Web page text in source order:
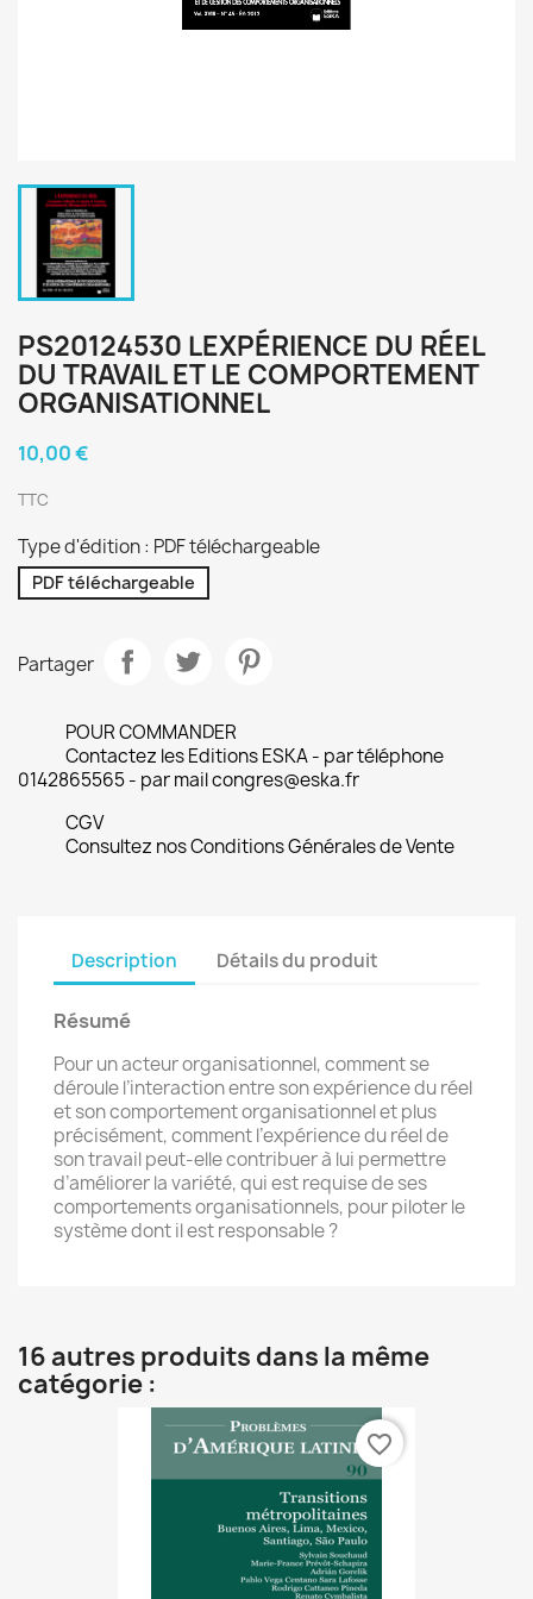
PS20124530 LEXPÉRIENCE DU RÉEL
DU TRAVAIL ET LE COMPORTEMENT
ORGANISATIONNEL
10,00 €
TTC
Type d'édition : PDF téléchargeable
PDF téléchargeable
Partager
POUR COMMANDER
Contactez les Editions ESKA - par téléphone
0142865565 - par mail congres@eska.fr
CGV
Consultez nos Conditions Générales de Vente
Description Détails du produit
Résumé
Pour un acteur organisationnel, comment se
déroule l’interaction entre son expérience du réel
et son comportement organisationnel et plus
précisément, comment l’expérience du réel de
son travail peut-elle contribuer à lui permettre
d’améliorer la variété, qui est requise de ses
comportements organisationnels, pour piloter le
système dont il est responsable ?
16 autres produits dans la même
catégorie :
favorite_border